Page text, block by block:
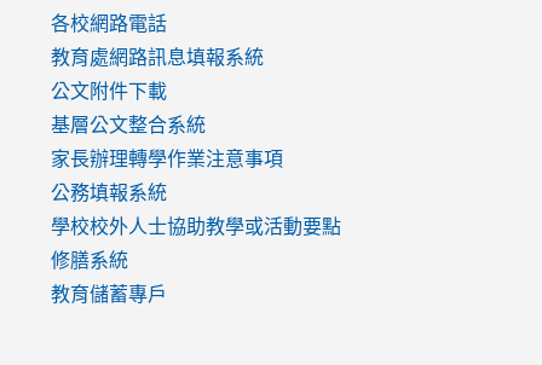
各校網路電話
教育處網路訊息填報系統
公文附件下載
基層公文整合系統
家長辦理轉學作業注意事項
公務填報系統
學校校外人士協助教學或活動要點
修膳系統
教育儲蓄專戶